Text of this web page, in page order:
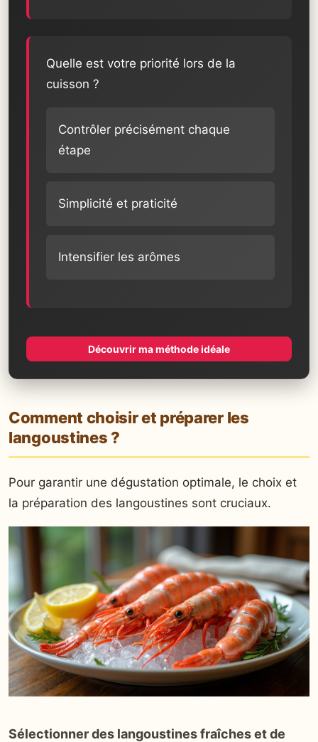
Quelle est votre priorité lors de la
cuisson ?
Contrôler précisément chaque
étape
Simplicité et praticité
Intensifier les arômes
Découvrir ma méthode idéale
Comment choisir et préparer les
langoustines ?
Pour garantir une dégustation optimale, le choix et
la préparation des langoustines sont cruciaux.
Sélectionner des langoustines fraîches et de